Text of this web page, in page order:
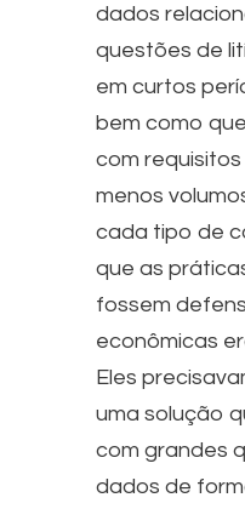
dados
questões de
em curtos
bem como
com
menos
cada tipo de
que as
fossem
econômicas
Eles
uma solução
com grandes
dados de